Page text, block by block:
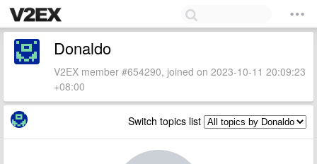
Donaldo
V2EX member #654290, joined on 2023-10-11 20:09:23
+08:00
Switch topics list